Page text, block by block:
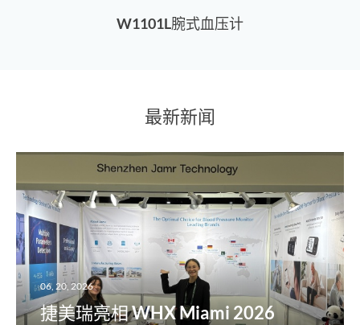
W1101L腕式血压计
最新新闻
06, 20, 2026
捷美瑞亮相 WHX Miami 2026